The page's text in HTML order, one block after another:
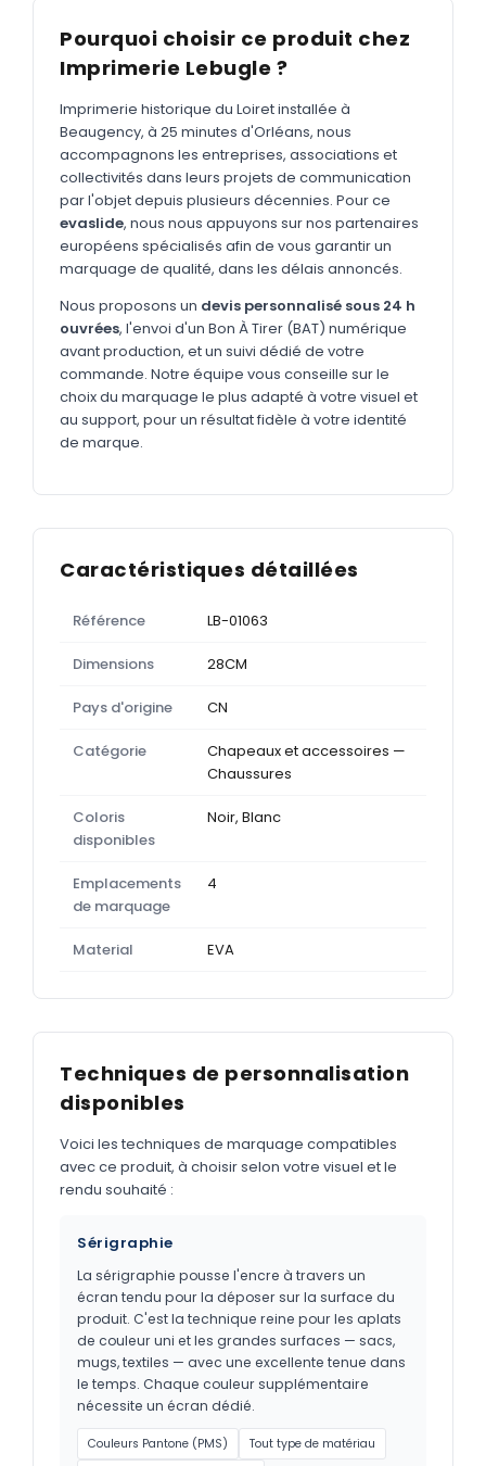
Tee-shirts
Sweatshirts Nouveau
GOODIES
Catalogue complet
Bureau & écriture
Verres & déjeuner
Technologie
Vêtements
Outils & porte-clés
Pourquoi choisir ce produit chez
Imprimerie Lebugle ?
Imprimerie historique du Loiret installée à
Beaugency, à 25 minutes d'Orléans, nous
accompagnons les entreprises, associations et
collectivités dans leurs projets de communication
par l'objet depuis plusieurs décennies. Pour ce
evaslide, nous nous appuyons sur nos partenaires
européens spécialisés afin de vous garantir un
marquage de qualité, dans les délais annoncés.
Nous proposons un devis personnalisé sous 24 h
ouvrées, l'envoi d'un Bon À Tirer (BAT) numérique
avant production, et un suivi dédié de votre
commande. Notre équipe vous conseille sur le
choix du marquage le plus adapté à votre visuel et
au support, pour un résultat fidèle à votre identité
de marque.
Caractéristiques détaillées
Référence LB-01063
Dimensions 28CM
Pays d'origine CN
Catégorie
Chapeaux et accessoires —
Chaussures
Coloris
disponibles
Noir, Blanc
Emplacements
de marquage
4
Material EVA
Techniques de personnalisation
disponibles
Voici les techniques de marquage compatibles
avec ce produit, à choisir selon votre visuel et le
rendu souhaité :
Sérigraphie
La sérigraphie pousse l'encre à travers un
écran tendu pour la déposer sur la surface du
produit. C'est la technique reine pour les aplats
de couleur uni et les grandes surfaces — sacs,
mugs, textiles — avec une excellente tenue dans
le temps. Chaque couleur supplémentaire
nécessite un écran dédié.
Couleurs Pantone (PMS) Tout type de matériau